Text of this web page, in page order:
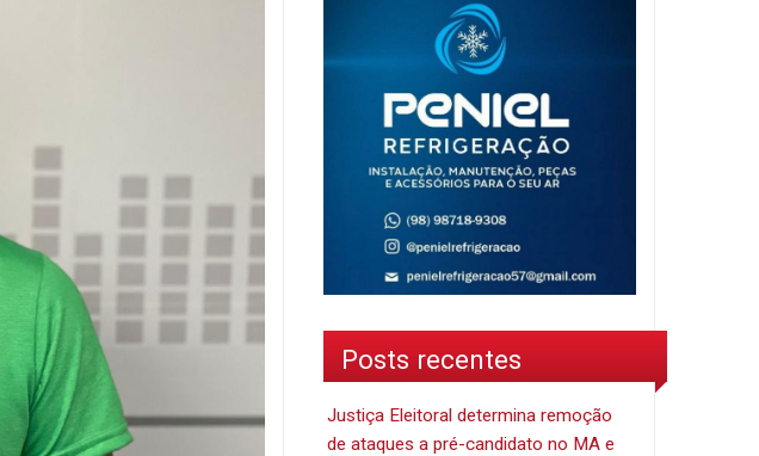
Posts recentes
Justiça Eleitoral determina remoção
de ataques a pré-candidato no MA e